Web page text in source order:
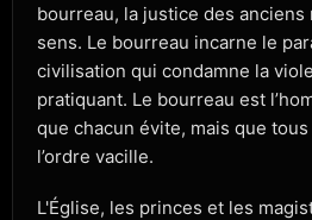
bourreau, la justice des
sens. Le bourreau incarne le
civilisation qui condamne la
pratiquant. Le bourreau est
que chacun évite, mais que
l’ordre vacille.
L'Église, les princes et les